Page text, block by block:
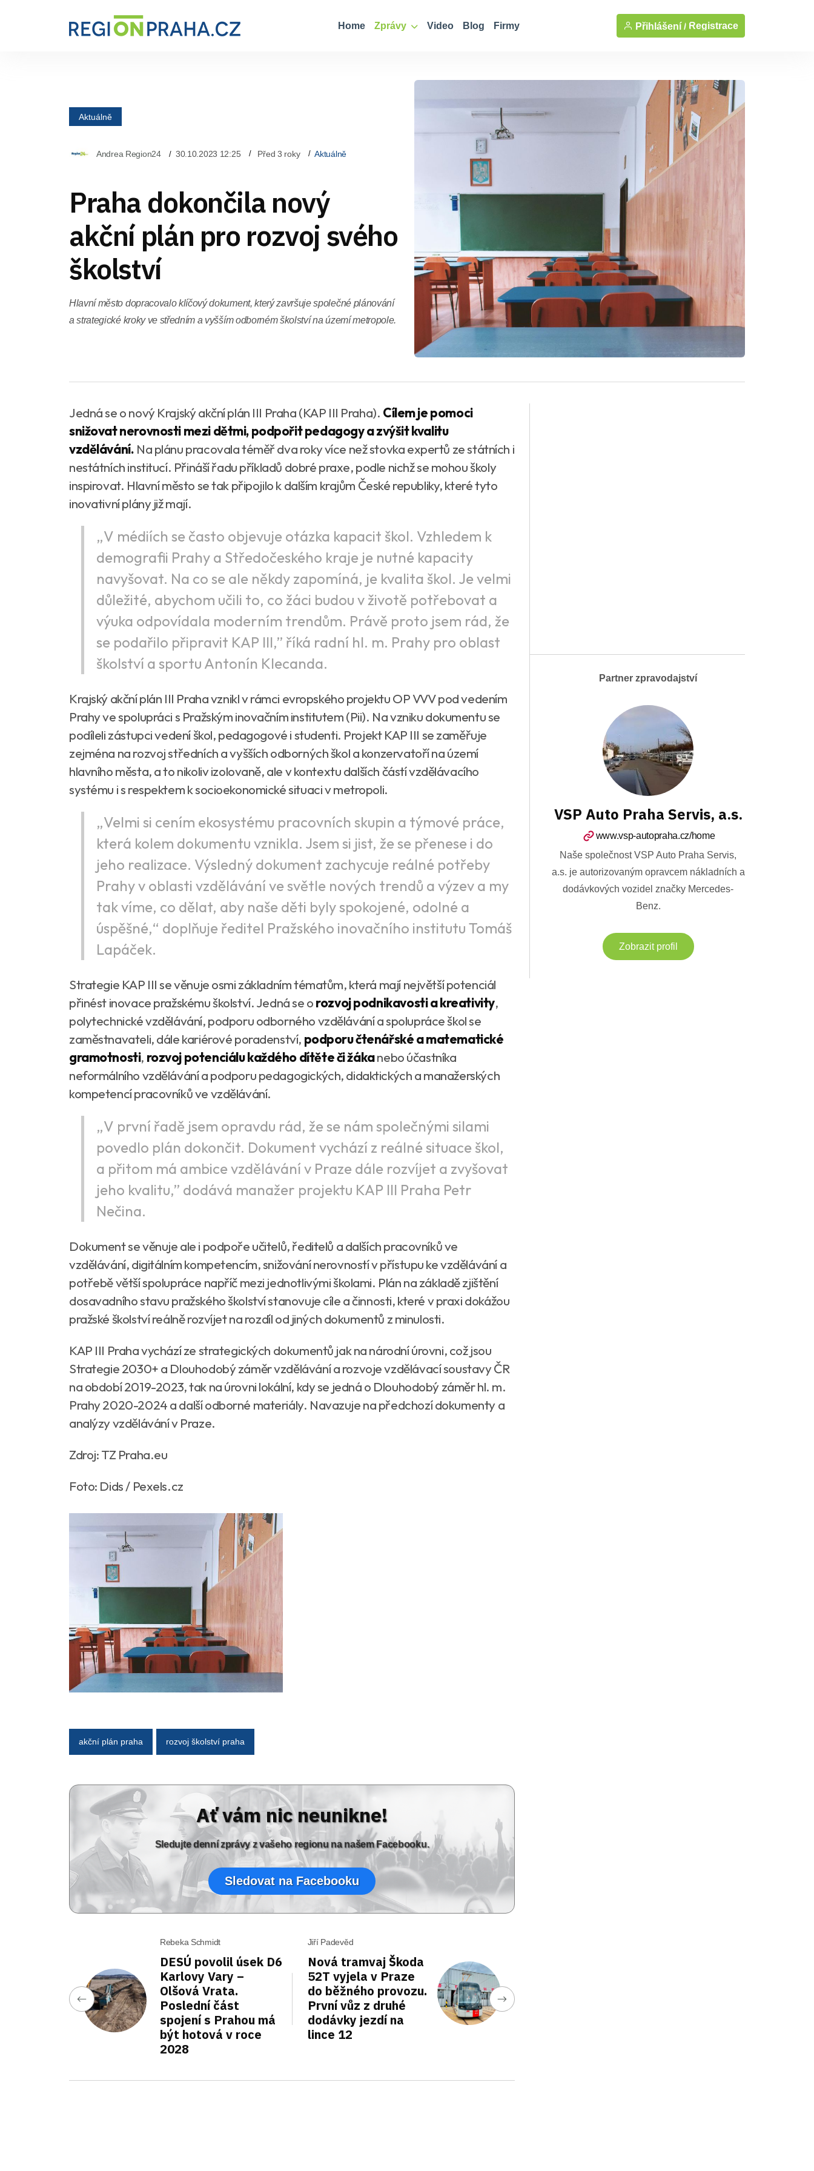
Home Zprávy Video Blog Firmy Přihlášení / Registrace
Aktuálně
Andrea Region24 30.10.2023 12:25 Před 3 roky Aktuálně
Praha dokončila nový
akční plán pro rozvoj svého
školství
Hlavní město dopracovalo klíčový dokument, který završuje společné plánování
a strategické kroky ve středním a vyšším odborném školství na území metropole.
Jedná se o nový Krajský akční plán III Praha (KAP III Praha). Cílem je pomoci
snižovat nerovnosti mezi dětmi, podpořit pedagogy a zvýšit kvalitu
vzdělávání. Na plánu pracovala téměř dva roky více než stovka expertů ze státních i
nestátních institucí. Přináší řadu příkladů dobré praxe, podle nichž se mohou školy
inspirovat. Hlavní město se tak připojilo k dalším krajům České republiky, které tyto
inovativní plány již mají.
„V médiích se často objevuje otázka kapacit škol. Vzhledem k
demografii Prahy a Středočeského kraje je nutné kapacity
navyšovat. Na co se ale někdy zapomíná, je kvalita škol. Je velmi
důležité, abychom učili to, co žáci budou v životě potřebovat a
výuka odpovídala moderním trendům. Právě proto jsem rád, že
se podařilo připravit KAP III,” říká radní hl. m. Prahy pro oblast
školství a sportu Antonín Klecanda.
Krajský akční plán III Praha vznikl v rámci evropského projektu OP VVV pod vedením
Prahy ve spolupráci s Pražským inovačním institutem (Pii). Na vzniku dokumentu se
podíleli zástupci vedení škol, pedagogové i studenti. Projekt KAP III se zaměřuje
zejména na rozvoj středních a vyšších odborných škol a konzervatoří na území
hlavního města, a to nikoliv izolovaně, ale v kontextu dalších částí vzdělávacího
systému i s respektem k socioekonomické situaci v metropoli.
„Velmi si cením ekosystému pracovních skupin a týmové práce,
která kolem dokumentu vznikla. Jsem si jist, že se přenese i do
jeho realizace. Výsledný dokument zachycuje reálné potřeby
Prahy v oblasti vzdělávání ve světle nových trendů a výzev a my
tak víme, co dělat, aby naše děti byly spokojené, odolné a
úspěšné,“ doplňuje ředitel Pražského inovačního institutu Tomáš
Lapáček.
Strategie KAP III se věnuje osmi základním tématům, která mají největší potenciál
přinést inovace pražskému školství. Jedná se orozvoj podnikavosti a kreativity,
polytechnické vzdělávání, podporu odborného vzdělávání a spolupráce škol se
zaměstnavateli, dále kariérové poradenství, podporu čtenářské a matematické
gramotnosti, rozvoj potenciálu každého dítěte či žákanebo účastníka
neformálního vzdělávání a podporu pedagogických, didaktických a manažerských
kompetencí pracovníků ve vzdělávání.
„V první řadě jsem opravdu rád, že se nám společnými silami
povedlo plán dokončit. Dokument vychází z reálné situace škol,
a přitom má ambice vzdělávání v Praze dále rozvíjet a zvyšovat
jeho kvalitu,” dodává manažer projektu KAP III Praha Petr
Nečina.
Dokument se věnuje ale i podpoře učitelů, ředitelů a dalších pracovníků ve
vzdělávání, digitálním kompetencím, snižování nerovností v přístupu ke vzdělávání a
potřebě větší spolupráce napříč mezi jednotlivými školami. Plán na základě zjištění
dosavadního stavu pražského školství stanovuje cíle a činnosti, které v praxi dokážou
pražské školství reálně rozvíjet na rozdíl od jiných dokumentů z minulosti.
KAP III Praha vychází ze strategických dokumentů jak na národní úrovni, což jsou
Strategie 2030+ a Dlouhodobý záměr vzdělávání a rozvoje vzdělávací soustavy ČR
na období 2019-2023, tak na úrovni lokální, kdy se jedná o Dlouhodobý záměr hl. m.
Prahy 2020-2024 a další odborné materiály. Navazuje na předchozí dokumenty a
analýzy vzdělávání v Praze.
Zdroj: TZ Praha.eu
Foto: Dids / Pexels.cz
akční plán praha rozvoj školství praha
Ať vám nic neunikne!
Sledujte denní zprávy z vašeho regionu na našem Facebooku.
Sledovat na Facebooku
Rebeka Schmidt
DESÚ povolil úsek D6
Karlovy Vary –
Olšová Vrata.
Poslední část
spojení s Prahou má
být hotová v roce
2028
Jiří Padevěd
Nová tramvaj Škoda
52T vyjela v Praze
do běžného provozu.
První vůz z druhé
dodávky jezdí na
lince 12
Partner zpravodajství
VSP Auto Praha Servis, a.s.
www.vsp-autopraha.cz/home
Naše společnost VSP Auto Praha Servis,
a.s. je autorizovaným opravcem nákladních a
dodávkových vozidel značky Mercedes-
Benz.
Zobrazit profil